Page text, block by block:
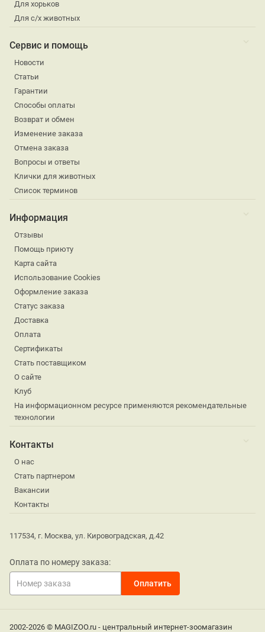
Для хорьков
Для с/х животных
Сервис и помощь
Новости
Статьи
Гарантии
Способы оплаты
Возврат и обмен
Изменение заказа
Отмена заказа
Вопросы и ответы
Клички для животных
Список терминов
Информация
Отзывы
Помощь приюту
Карта сайта
Использование Cookies
Оформление заказа
Статус заказа
Доставка
Оплата
Сертификаты
Стать поставщиком
О сайте
Клуб
На информационном ресурсе применяются рекомендательные
технологии
Контакты
О нас
Стать партнером
Вакансии
Контакты
117534, г. Москва, ул. Кировоградская, д.42
Оплата по номеру заказа:
2002-2026 © MAGIZOO.ru - центральный интернет-зоомагазин